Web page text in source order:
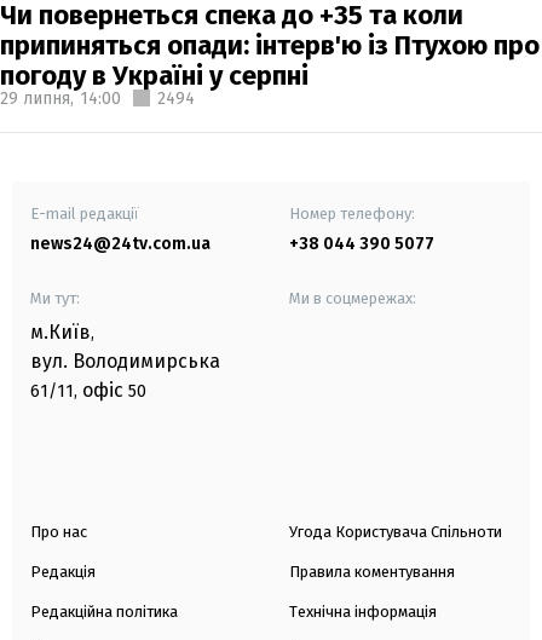
Чи повернеться спека до +35 та коли
припиняться опади: інтерв'ю із Птухою про
погоду в Україні у серпні
29 липня, 14:00 2494
E-mail редакції
news24@24tv.com.ua
Номер телефону:
+38 044 390 5077
Ми тут:
м.Київ,
вул. Володимирська
61/11, офіс 50
Ми в соцмережах:
Про нас
Редакція
Редакційна політика
Угода Користувача Спільноти
Правила коментування
Технічна інформація